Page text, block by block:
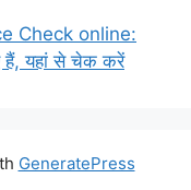
Check online:
हैं, यहां से चेक करें
GeneratePress